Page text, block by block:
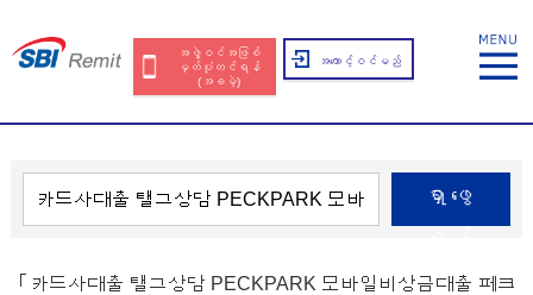
အဖွဲ့ဝင်အဖြစ်
မှတ်ပုံတင်ရန်
(အခမဲ့)
အကောင့်ဝင်မည်
ရှာဖွေ
「카드사대출 탤그상담 PECKPARK 모바일비상금대출 페크